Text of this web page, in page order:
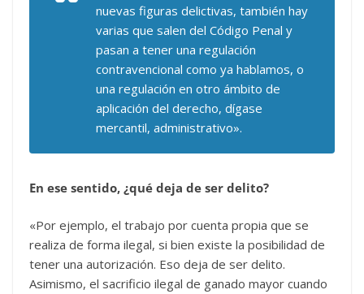
nuevas figuras delictivas, también hay
varias que salen del Código Penal y
pasan a tener una regulación
contravencional como ya hablamos, o
una regulación en otro ámbito de
aplicación del derecho, dígase
mercantil, administrativo».
En ese sentido, ¿qué deja de ser delito?
«Por ejemplo, el trabajo por cuenta propia que se
realiza de forma ilegal, si bien existe la posibilidad de
tener una autorización. Eso deja de ser delito.
Asimismo, el sacrificio ilegal de ganado mayor cuando